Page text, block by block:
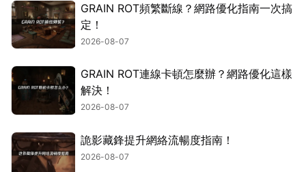
GRAIN ROT頻繁斷線？網路優化指南一次搞
定！
2026-08-07
GRAIN ROT連線卡頓怎麼辦？網路優化這樣
解決！
2026-08-07
詭影藏鋒提升網絡流暢度指南！
2026-08-07